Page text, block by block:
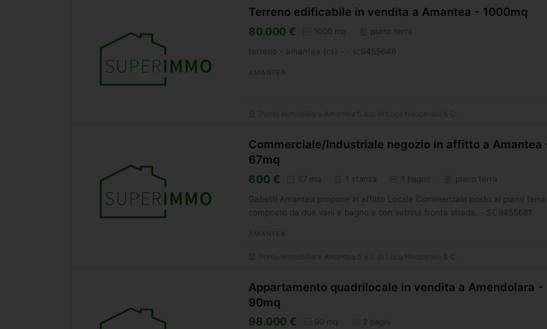
Terreno edificabile in vendita a Amantea - 1000mq
80.000 € 1000 mq piano terra
terreno - amantea (cs) - - sc9455646
Commerciale/Industriale negozio in affitto a Amantea
67mq
600 € 67 mq 1 stanza 1 bagno piano terra
Gabetti Amantea propone in affitto Locale Commerciale posto al piano terra
composto da due vani e bagno e con vetrina fronte strada. - SC9455681
Appartamento quadrilocale in vendita a Amendolara -
90mq
98.000 € 90 mq 2 bagni